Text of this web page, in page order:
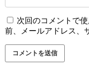
次回のコメントで
前、メールアドレス、